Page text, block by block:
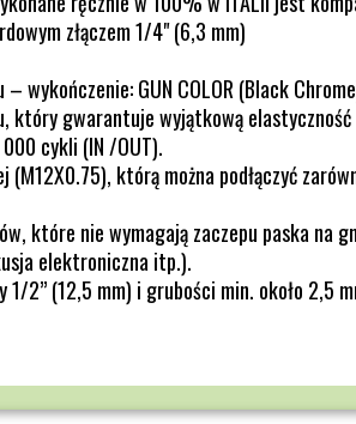
złączem 1/4" (6,3 mm)
wykończenie: GUN COLOR (Black
który gwarantuje wyjątkową
cykli (IN /OUT).
(M12X0.75), którą można podłączyć
które nie wymagają zaczepu paska na
elektroniczna itp.).
2” (12,5 mm) i grubości min. około 2,5